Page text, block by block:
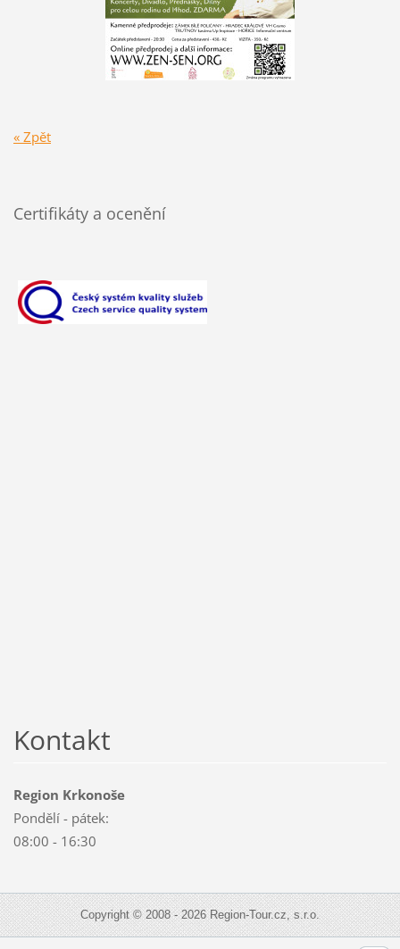
« Zpět
Certifikáty a ocenění
Kontakt
Region Krkonoše
Pondělí - pátek:
08:00 - 16:30
Copyright © 2008 - 2026 Region-Tour.cz, s.r.o.